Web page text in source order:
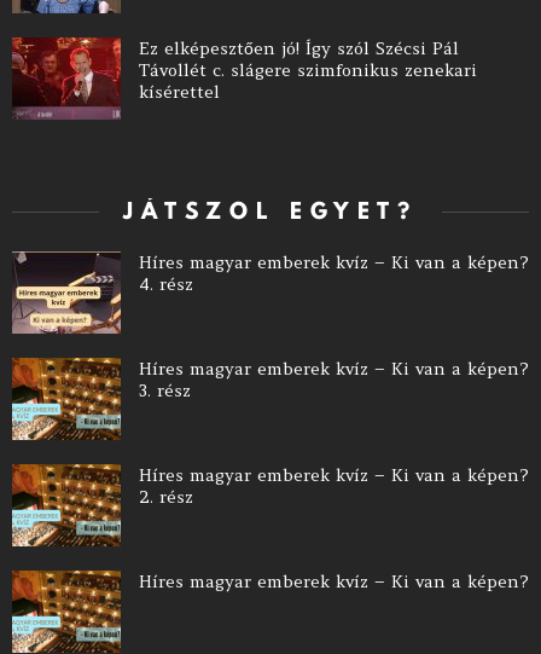
Ez elképesztően jó! Így szól Szécsi Pál
Távollét c. slágere szimfonikus zenekari
kísérettel
JÁTSZOL EGYET?
Híres magyar emberek kvíz – Ki van a képen?
4. rész
Híres magyar emberek kvíz – Ki van a képen?
3. rész
Híres magyar emberek kvíz – Ki van a képen?
2. rész
Híres magyar emberek kvíz – Ki van a képen?